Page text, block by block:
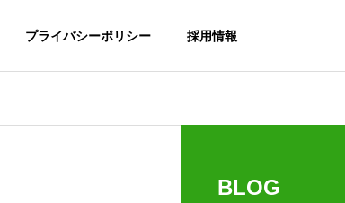
プライバシーポリシー 採用情報
BLOG